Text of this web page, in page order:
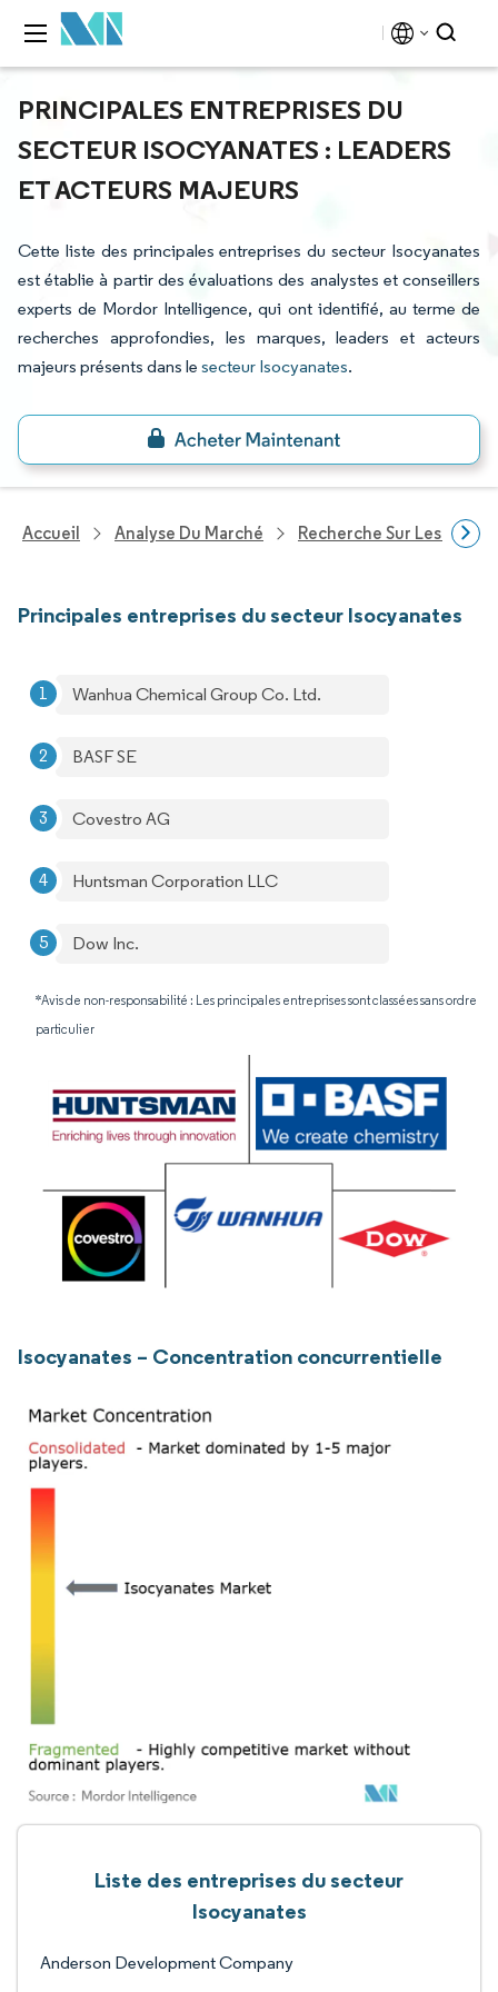
PRINCIPALES ENTREPRISES DU
SECTEUR ISOCYANATES : LEADERS
ET ACTEURS MAJEURS
Cette liste des principales entreprises du secteur Isocyanates
est établie à partir des évaluations des analystes et conseillers
experts de Mordor Intelligence, qui ont identifié, au terme de
recherches approfondies, les marques, leaders et acteurs
majeurs présents dans le secteur Isocyanates.
Accueil Analyse Du Marché Recherche Sur Les
Principales entreprises du secteur Isocyanates
Wanhua Chemical Group Co. Ltd.
BASF SE
Covestro AG
Huntsman Corporation LLC
Dow Inc.
*Avis de non-responsabilité : Les principales entreprises sont classées sans ordre
particulier
Isocyanates – Concentration concurrentielle
Liste des entreprises du secteur
Isocyanates
Anderson Development Company